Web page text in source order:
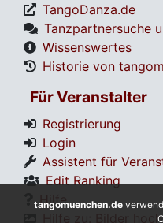
TangoDanza.de
Tanzpartnersuche
Wissenswertes
Historie von
Für Veranstalter
Registrierung
Login
Assistent für
Edit Ranking
Hilfe
Hilfe zu: Bilder
tangomuenchen.de